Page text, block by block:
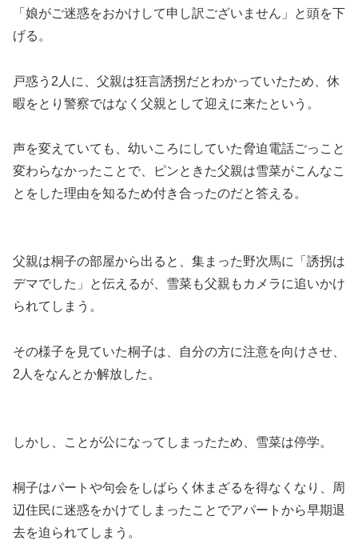
「娘がご迷惑をおかけして申し訳ございません」と頭を下
げる。
戸惑う2人に、父親は狂言誘拐だとわかっていたため、休
暇をとり警察ではなく父親として迎えに来たという。
声を変えていても、幼いころにしていた脅迫電話ごっこと
変わらなかったことで、ピンときた父親は雪菜がこんなこ
とをした理由を知るため付き合ったのだと答える。
父親は桐子の部屋から出ると、集まった野次馬に「誘拐は
デマでした」と伝えるが、雪菜も父親もカメラに追いかけ
られてしまう。
その様子を見ていた桐子は、自分の方に注意を向けさせ、
2人をなんとか解放した。
しかし、ことが公になってしまったため、雪菜は停学。
桐子はパートや句会をしばらく休まざるを得なくなり、周
辺住民に迷惑をかけてしまったことでアパートから早期退
去を迫られてしまう。